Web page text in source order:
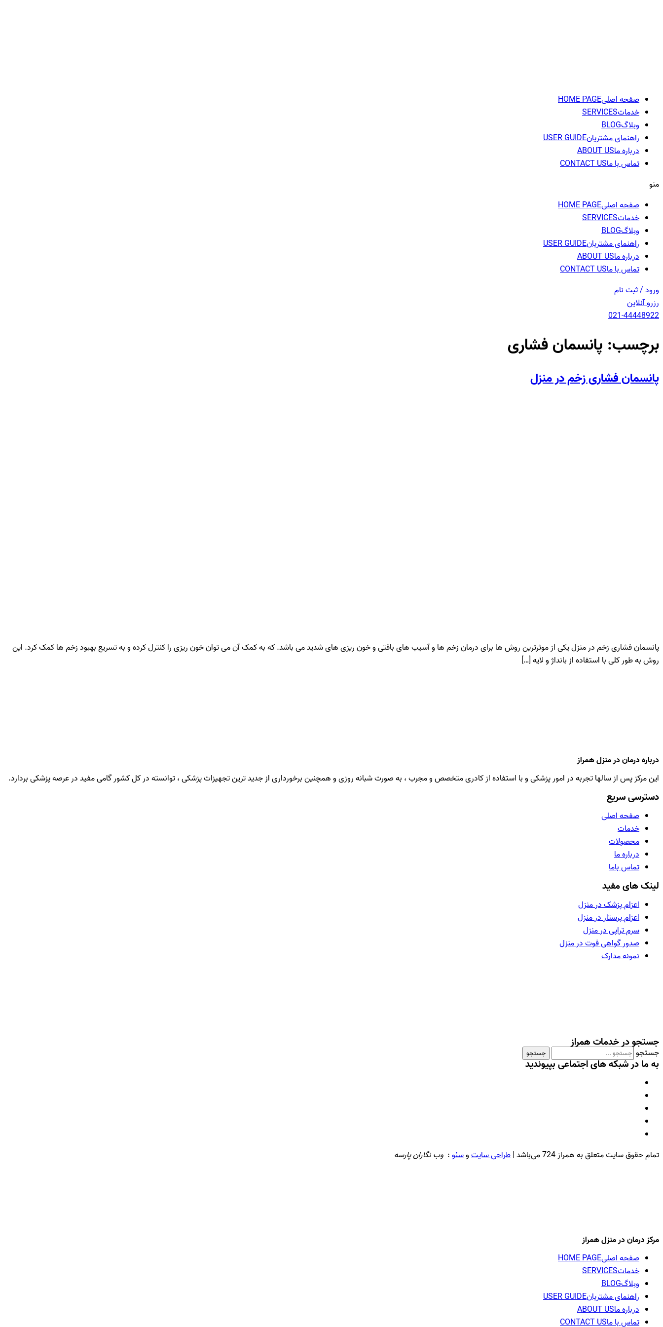
صفحه اصلیHOME PAGE
خدماتSERVICES
وبلاگBLOG
راهنمای مشتریانUSER GUIDE
درباره ماABOUT US
تماس با ماCONTACT US
منو
صفحه اصلیHOME PAGE
خدماتSERVICES
وبلاگBLOG
راهنمای مشتریانUSER GUIDE
درباره ماABOUT US
تماس با ماCONTACT US
ورود / ثبت نام
رزرو آنلاین
021-44448922
برچسب: پانسمان فشاری
پانسمان فشاری زخم در منزل
پانسمان فشاری زخم در منزل یکی از موثرترین روش ها برای درمان زخم ها و آسیب های بافتی و خون ریزی های شدید می باشد. که به کمک آن می توان خون ریزی را کنترل کرده و به تسریع بهبود زخم ها کمک کرد. این
روش به طور کلی با استفاده از بانداژ و لایه […]
درباره درمان در منزل همراز
این مرکز پس از سالها تجربه در امور پزشکی و با استفاده از کادری متخصص و مجرب ، به صورت شبانه روزی و همچنین برخورداری از جدید ترین تجهیزات پزشکی ، توانسته در کل کشور گامی مفید در عرصه پزشکی بردارد.
دسترسی سریع
صفحه اصلی
خدمات
محصولات
درباره ما
تماس باما
لینک های مفید
اعزام پزشک در منزل
اعزام پرستار در منزل
سرم تراپی در منزل
صدور گواهی فوت در منزل
نمونه مدارک
جستجو در خدمات همراز
جستجو جستجو
به ما در شبکه های اجتماعی بپیوندید
تمام حقوق سایت متعلق به همراز 724 می‌باشد | طراحی سایتوسئو: وب نگاران پارسه
مرکز درمان در منزل همراز
صفحه اصلیHOME PAGE
خدماتSERVICES
وبلاگBLOG
راهنمای مشتریانUSER GUIDE
درباره ماABOUT US
تماس با ماCONTACT US